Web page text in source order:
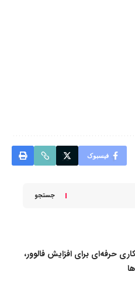
فیسبوک
جستجو
حرفه‌ای برای افزایش فالوور،